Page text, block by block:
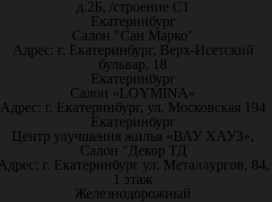
д.2Б, /строение С1
Екатеринбург
Салон "Сан Марко"
Адрес: г. Екатеринбург, Верх-Исетский
бульвар, 18
Екатеринбург
Салон «LOYMINA»
Адрес: г. Екатеринбург, ул. Московская 194
Екатеринбург
Центр улучшения жилья «ВАУ ХАУЗ»,
Салон "Декор ТД
г. Екатеринбург ул. Металлургов, 84,
1 этаж
Железнодорожный